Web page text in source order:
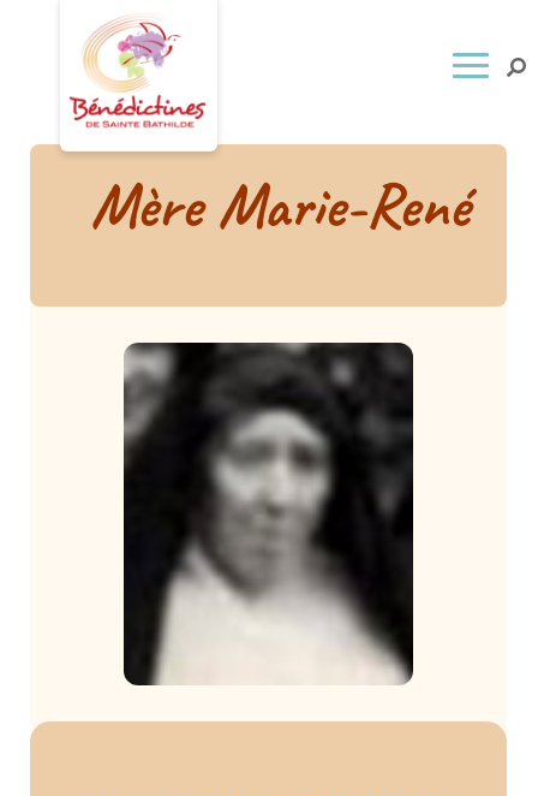
Mère Marie-René